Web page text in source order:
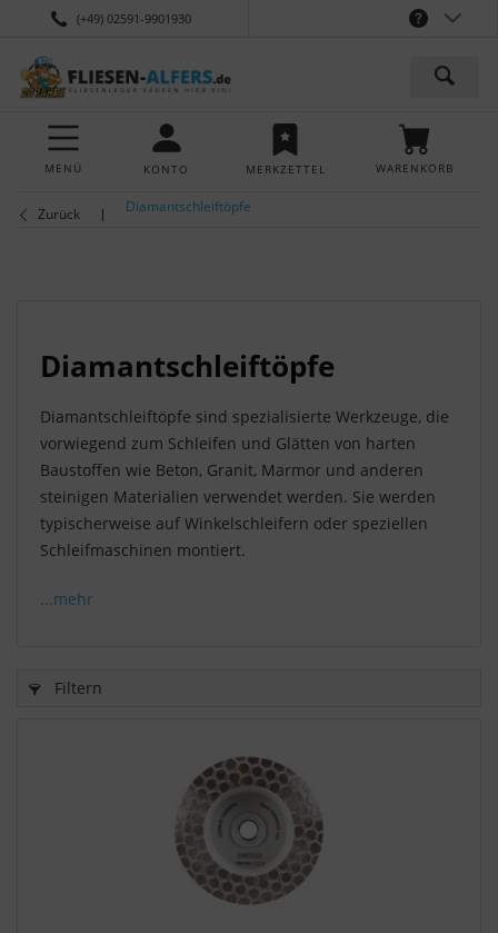
(+49) 02591-9901930
MENÜ KONTO MERKZETTEL WARENKORB
Zurück Diamantschleiftöpfe
Diamantschleiftöpfe
Diamantschleiftöpfe sind spezialisierte Werkzeuge, die
vorwiegend zum Schleifen und Glätten von harten
Baustoffen wie Beton, Granit, Marmor und anderen
steinigen Materialien verwendet werden. Sie werden
typischerweise auf Winkelschleifern oder speziellen
Schleifmaschinen montiert.
...mehr
Filtern